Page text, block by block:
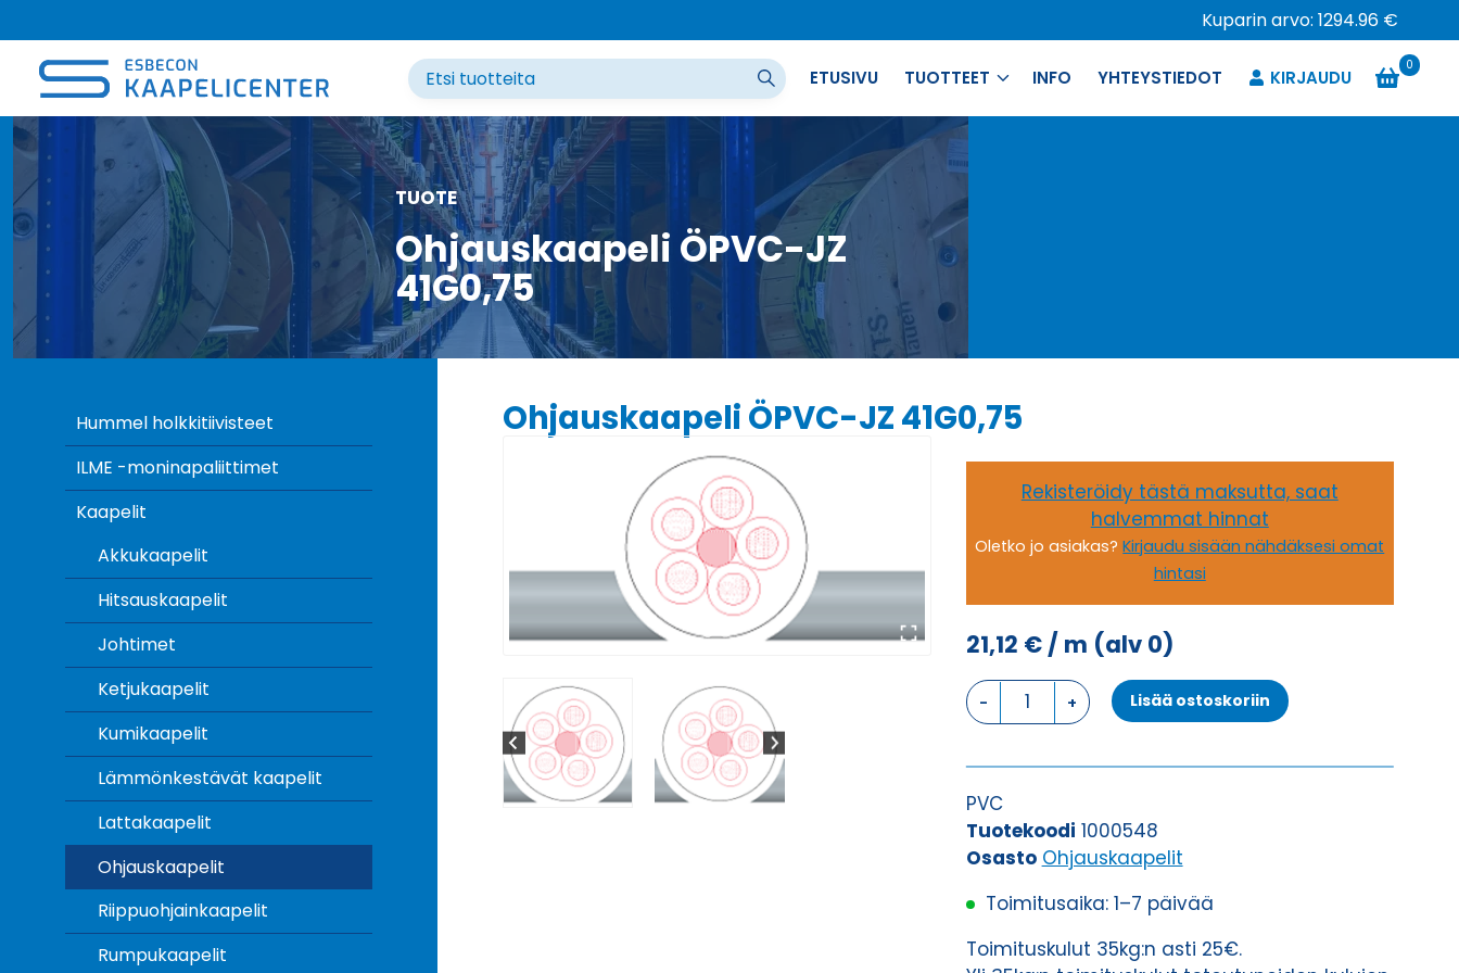
sisältöön
Kuparin arvo: 1294.96 €
ETUSIVU TUOTTEET INFO YHTEYSTIEDOT KIRJAUDU
0
TUOTE
Ohjauskaapeli ÖPVC-JZ
41G0,75
Hummel holkkitiivisteet
ILME -moninapaliittimet
Kaapelit
Akkukaapelit
Hitsauskaapelit
Johtimet
Ketjukaapelit
Kumikaapelit
Lämmönkestävät kaapelit
Lattakaapelit
Ohjauskaapelit
Riippuohjainkaapelit
Rumpukaapelit
Ohjauskaapeli ÖPVC-JZ 41G0,75
Rekisteröidy tästä maksutta, saat
halvemmat hinnat
Oletko jo asiakas?Kirjaudu sisään nähdäksesi omat
hintasi
21,12 €/ m (alv 0)
Ohjauskaapeli
ÖPVC-
41G0,75
Lisää ostoskoriin
PVC
Tuotekoodi 1000548
Osasto Ohjauskaapelit
Toimitusaika: 1–7 päivää
Toimituskulut 35kg:n asti 25€.